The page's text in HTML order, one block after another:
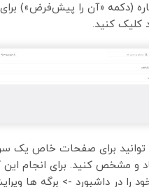
(دکمه «آن را پیش‌فرض»)
کلیک کنید.
برای صفحات خاص یک
و مشخص کنید. برای انجام این
را در داشبورد -> برگه ها